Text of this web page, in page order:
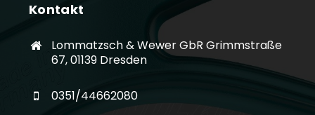
Kontakt
Lommatzsch & Wewer GbR Grimmstraße
67, 01139 Dresden
0351/44662080